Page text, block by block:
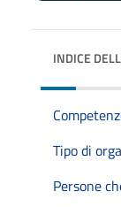
INDICE
Tipo di
Persone